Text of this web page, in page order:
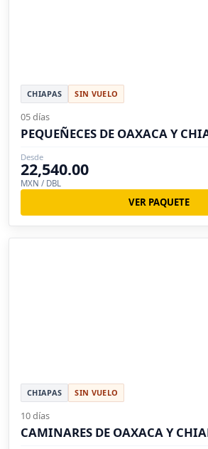
CHIAPAS SIN VUELO
05 días
PEQUEÑECES DE OAXACA Y
Desde
22,540.00
MXN / DBL
VER PAQUETE
CHIAPAS SIN VUELO
10 días
CAMINARES DE OAXACA Y